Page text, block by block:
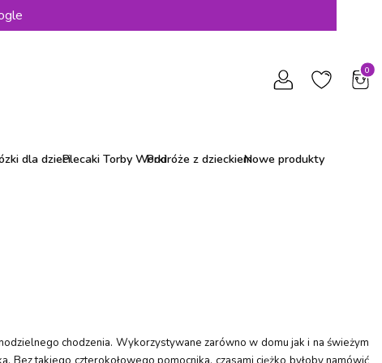
dla dzieciPlecaki Torby WorkiPodróże z dzieckiemNowe produkty
chodzenia. Wykorzystywane zarówno w domu jak i na świeżym